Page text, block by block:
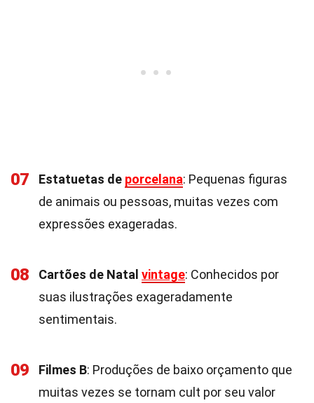
07 Estatuetas de porcelana: Pequenas figuras
de animais ou pessoas, muitas vezes com
expressões exageradas.
08 Cartões de Natal vintage: Conhecidos por
suas ilustrações exageradamente
sentimentais.
09 Filmes B: Produções de baixo orçamento que
muitas vezes se tornam cult por seu valor